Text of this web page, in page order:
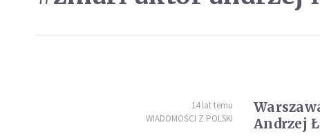
14 lat temu
WIADOMOŚCI Z POLSKI
Andrzej